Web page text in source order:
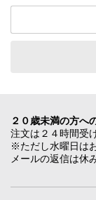
２０歳未満の方へ
注文は２４時間受
※ただし水曜日は
メールの返信は休